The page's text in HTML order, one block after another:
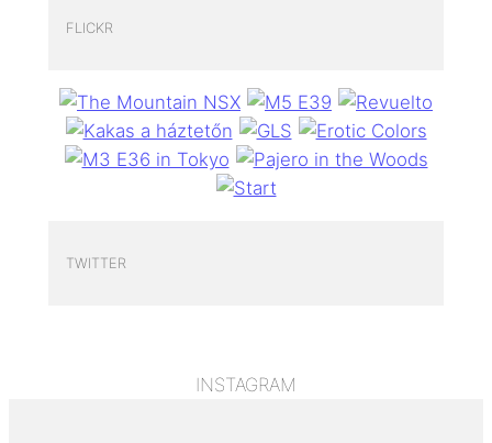
FLICKR
TWITTER
INSTAGRAM